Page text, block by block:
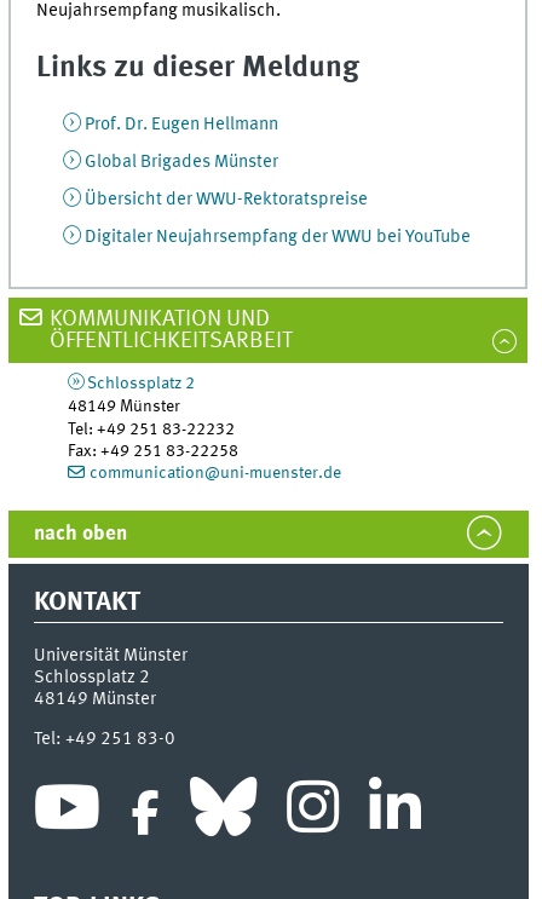
Neujahrsempfang musikalisch.
Links zu dieser Meldung
Prof. Dr. Eugen Hellmann
Global Brigades Münster
Übersicht der WWU-Rektoratspreise
Digitaler Neujahrsempfang der WWU bei YouTube
KOMMUNIKATION UND
ÖFFENTLICHKEITSARBEIT
Schlossplatz 2
48149 Münster
Tel:+49 251 83-22232
Fax:+49 251 83-22258
communication@uni-muenster.de
nach oben
KONTAKT
Universität Münster
Schlossplatz 2
48149 Münster
Tel:+49 251 83-0